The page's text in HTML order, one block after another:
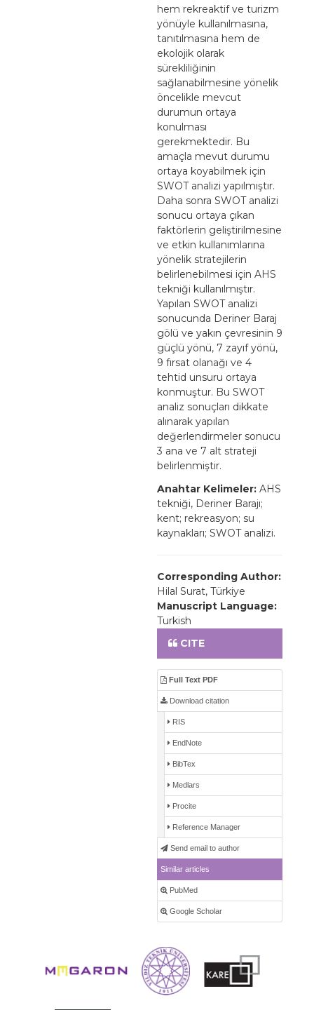
hem rekreaktif ve turizm
yönüyle kullanılmasına,
tanıtılmasına hem de
ekolojik olarak
sürekliliğinin
sağlanabilmesine yönelik
öncelikle mevcut
durumun ortaya
konulması
gerekmektedir. Bu
amaçla mevut durumu
ortaya koyabilmek için
SWOT analizi yapılmıştır.
Daha sonra SWOT analizi
sonucu ortaya çıkan
faktörlerin geliştirilmesine
ve etkin kullanımlarına
yönelik stratejilerin
belirlenebilmesi için AHS
tekniği kullanılmıştır.
Yapılan SWOT analizi
sonucunda Deriner Baraj
gölü ve yakın çevresinin 9
güçlü yönü, 7 zayıf yönü,
9 fırsat olanağı ve 4
tehtid unsuru ortaya
konmuştur. Bu SWOT
analiz sonuçları dikkate
alınarak yapılan
değerlendirmeler sonucu
3 ana ve 7 alt strateji
belirlenmiştir.
Anahtar Kelimeler: AHS
tekniği, Deriner Barajı;
kent; rekreasyon; su
kaynakları; SWOT analizi.
Corresponding Author:
Hilal Surat, Türkiye
Manuscript Language:
Turkish
CITE
Full Text PDF
Download citation
RIS
EndNote
BibTex
Medlars
Procite
Reference Manager
Send email to author
Similar articles
PubMed
Google Scholar